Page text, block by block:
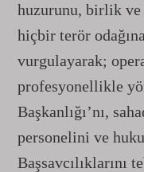
huzurunu, birlik
hiçbir terör
vurgulayarak;
profesyonellikle
Başkanlığı’nı,
personelini ve
Başsavcılıklarını